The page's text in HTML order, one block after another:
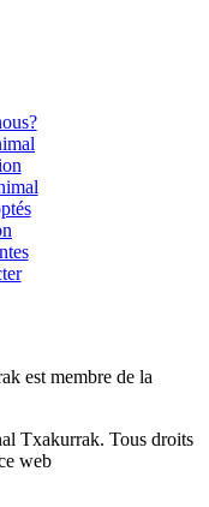
est membre de la
Txakurrak. Tous droits
web